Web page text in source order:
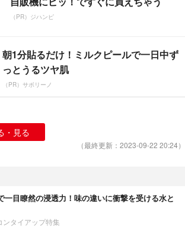
（PR）ジハンピ
朝1分貼るだけ！ミルクピールで一日中ず
っとうるツヤ肌
（PR）サボリーノ
・見る
（最終更新：2023-09-22 20:24）
一目瞭然の浸透力！味の違いに衝撃を受ける水と
ンタイアップ特集